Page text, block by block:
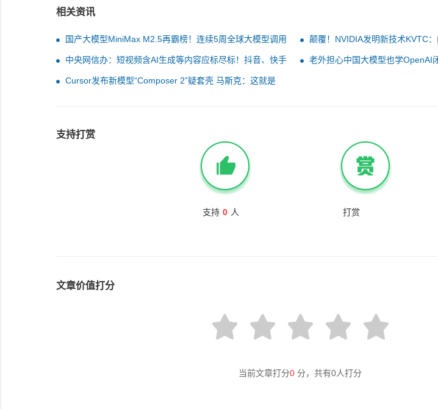
相关资讯
国产大模型MiniMax M2.5再霸榜！连续5周全球大模型调用
量冠军
颠覆！NVIDIA发明新技术KVTC
中央网信办：短视频含AI生成等内容应标尽标！抖音、快手
等平台已清理补充
老外担心中国大模型也学OpenAI
Cursor发布新模型“Composer 2”疑套壳 马斯克：这就是
支持打赏
支持 0 人 打赏
文章价值打分
当前文章打分0 分，共有0人打分